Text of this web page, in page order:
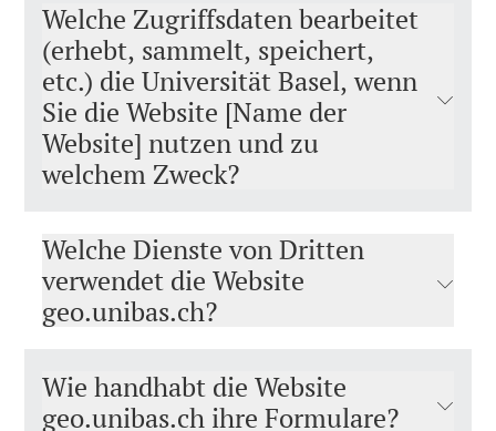
Welche Zugriffsdaten bearbeitet
(erhebt, sammelt, speichert,
etc.) die Universität Basel, wenn
Sie die Website [Name der
Website] nutzen und zu
welchem Zweck?
Welche Dienste von Dritten
verwendet die Website
geo.unibas.ch?
Wie handhabt die Website
geo.unibas.ch ihre Formulare?